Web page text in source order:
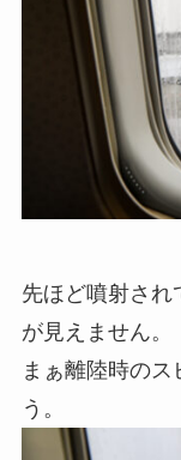
先ほど噴射され
が見えません。
まぁ離陸時の
う。